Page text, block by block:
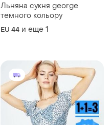
Льняна сукня george
темного кольору
EU 44 и еще 1